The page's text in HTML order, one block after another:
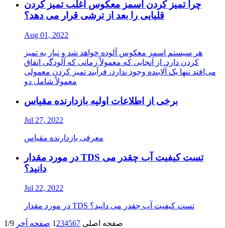
چرا تمیز کردن اسمز معکوس اغلب تمیز کردن
قلیایی را بعد از ترشی قرار می دهد؟
Aug 01, 2022
هر سیستم اسمز معکوس آلوده خواهد شد و نیاز به تمیز
کردن دارد. از آنجایی که معمولاً زمانی که آلودگی اتفاق
می‌افتد تنها یک آلاینده وجود ندارد، فرآیند تمیز کردن معمولی
معمولاً شامل دو
برخی از اطلاعات اولیه بازدارنده مقیاس
Jul 27, 2022
معرفی بازدارنده مقیاس
در مورد مقدار TDS تست کیفیت آب چقدر می
دانید؟
Jul 22, 2022
در مورد مقدار TDS تست کیفیت آب چقدر می دانید؟
صفحه اصلی 1 234567 صفحه آخر 1/9